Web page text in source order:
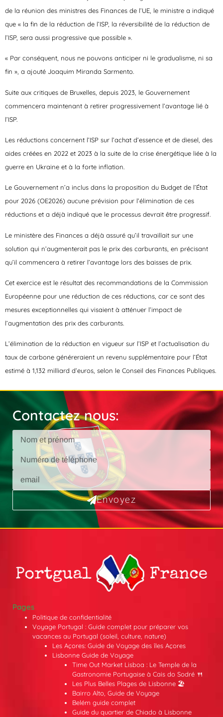
de la réunion des ministres des Finances de l’UE, le ministre a indiqué
que « la fin de la réduction de l’ISP, la réversibilité de la réduction de
l’ISP, sera aussi progressive que possible ».
« Par conséquent, nous ne pouvons anticiper ni le gradualisme, ni sa
fin », a ajouté Joaquim Miranda Sarmento.
Suite aux critiques de Bruxelles, depuis 2023, le Gouvernement
commencera maintenant à retirer progressivement l’avantage lié à
l’ISP.
Les réductions concernent l’ISP sur l’achat d’essence et de diesel, des
aides créées en 2022 et 2023 à la suite de la crise énergétique liée à la
guerre en Ukraine et à la forte inflation.
Le Gouvernement n’a inclus dans la proposition du Budget de l’État
pour 2026 (OE2026) aucune prévision pour l’élimination de ces
réductions et a déjà indiqué que le processus devrait être progressif.
Le ministère des Finances a déjà assuré qu’il travaillait sur une
solution qui n’augmenterait pas le prix des carburants, en précisant
qu’il commencera à retirer l’avantage lors des baisses de prix.
Cet exercice est le résultat des recommandations de la Commission
Européenne pour une réduction de ces réductions, car ce sont des
mesures exceptionnelles qui visaient à atténuer l’impact de
l’augmentation des prix des carburants.
L’élimination de la réduction en vigueur sur l’ISP et l’actualisation du
taux de carbone généreraient un revenu supplémentaire pour l’État
estimé à 1,132 milliard d’euros, selon le Conseil des Finances Publiques.
Contactez nous:
Envoyez
Pages
Politique de confidentialité
Voyage Portugal : Guide complet pour préparer vos
vacances au Portugal (soleil, culture, nature)
Les Açores: Guide de Voyage des îles Açores
Lisbonne Guide de Voyage
Time Out Market Lisboa : Le Temple de la
Gastronomie Portugaise à Cais do Sodré 🍴
Les Plus Belles Plages de Lisbonne 🏖️
Bairro Alto, Guide de Voyage
Belém guide complet
Guide du quartier de Chiado à Lisbonne